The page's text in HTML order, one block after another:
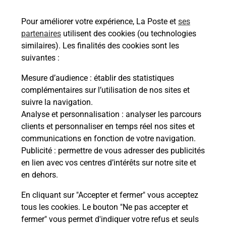
Pour améliorer votre expérience, La Poste et ses
partenaires utilisent des cookies (ou technologies
similaires). Les finalités des cookies sont les
suivantes :
Mesure d’audience : établir des statistiques
complémentaires sur l’utilisation de nos sites et
suivre la navigation.
Analyse et personnalisation : analyser les parcours
clients et personnaliser en temps réel nos sites et
communications en fonction de votre navigation.
Publicité : permettre de vous adresser des publicités
en lien avec vos centres d’intérêts sur notre site et
en dehors.
En cliquant sur "Accepter et fermer" vous acceptez
tous les cookies. Le bouton "Ne pas accepter et
fermer" vous permet d'indiquer votre refus et seuls
En savoir plus
Malin !
La Poste
en ligne
Ouvert 24h/24
En savoir plus